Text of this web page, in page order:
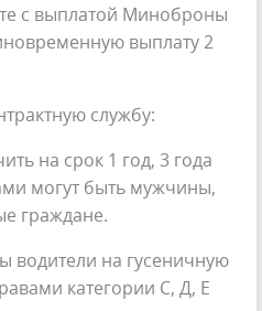
с выплатой Миноброны
выплату 2
службу:
на срок 1 год, 3 года
могут быть мужчины,
граждане.
водители на гусеничную
категории С, Д, Е